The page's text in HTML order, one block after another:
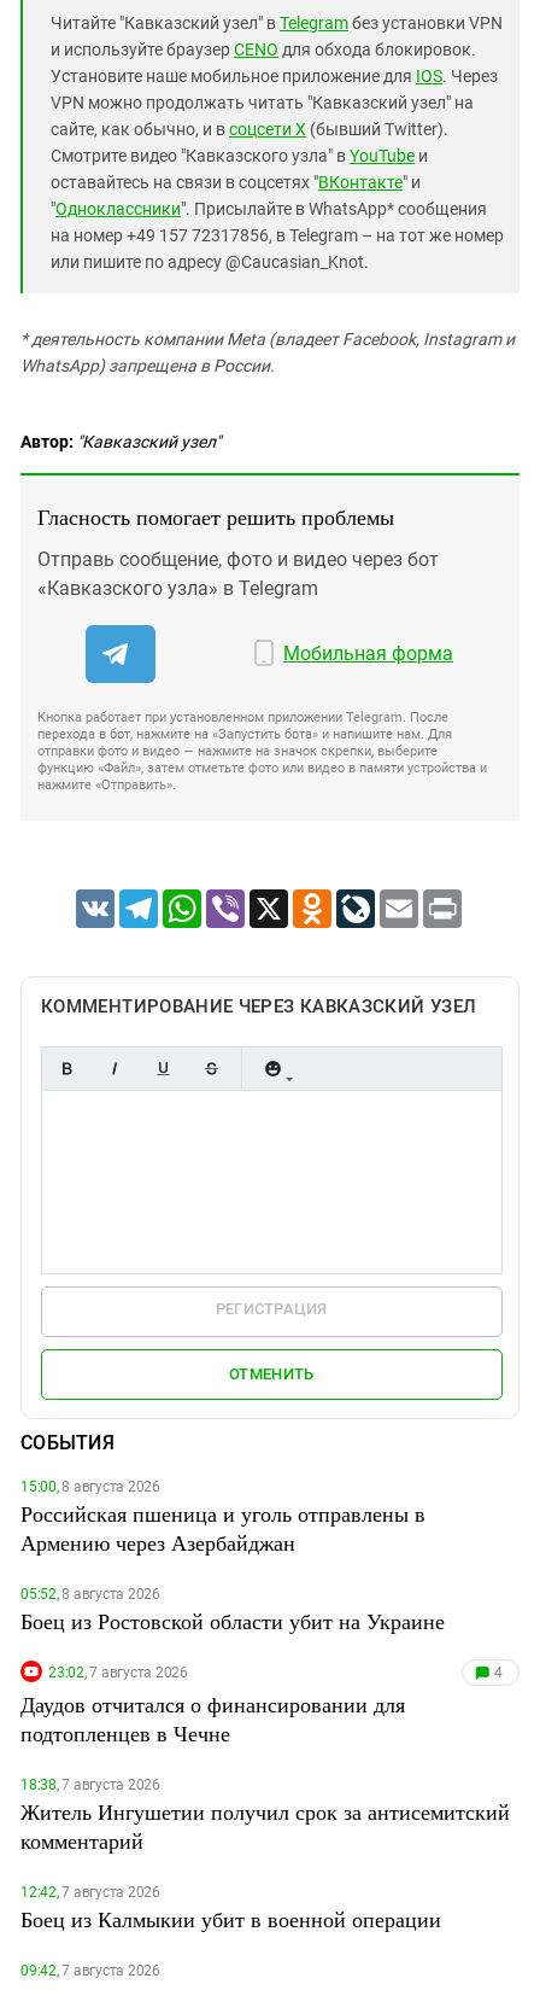
Читайте "Кавказский узел" вTelegramбез установки VPN
и используйте браузерCENO для обхода блокировок.
Установите наше мобильное приложение для IOS. Через
VPN можно продолжать читать "Кавказский узел" на
сайте, как обычно, и всоцсети X (бывший Twitter).
Смотрите видео "Кавказского узла" вYouTube и
оставайтесь на связи в соцсетях "ВКонтакте" и
"Одноклассники". Присылайте в WhatsApp* сообщения
на номер +49 157 72317856, в Telegram – на тот же номер
или пишите по адресу @Caucasian_Knot.
*деятельность компании Meta (владеет Facebook, Instagram и
WhatsApp) запрещена в России.
Автор: "Кавказский узел"
Гласность помогает решить проблемы
Отправь сообщение, фото и видео через бот
«Кавказского узла» в Telegram
Мобильная форма
Кнопка работает при установленном приложении Telegram. После
перехода в бот, нажмите на «Запустить бота» и напишите нам. Для
отправки фото и видео — нажмите на значок скрепки, выберите
функцию «Файл», затем отметьте фото или видео в памяти устройства и
нажмите «Отправить».
VK TelegramWhatsApp
Viber X Odnoklassniki
LiveJournal
Email Print
КОММЕНТИРОВАНИЕ ЧЕРЕЗ КАВКАЗСКИЙ УЗЕЛ
РЕГИСТРАЦИЯ
ОТМЕНИТЬ
СОБЫТИЯ
15:00,8 августа 2026
Российская пшеница и уголь отправлены в
Армению через Азербайджан
05:52,8 августа 2026
Боец из Ростовской области убит на Украине
23:02,7 августа 2026 4
Даудов отчитался о финансировании для
подтопленцев в Чечне
18:38,7 августа 2026
Житель Ингушетии получил срок за антисемитский
комментарий
12:42,7 августа 2026
Боец из Калмыкии убит в военной операции
09:42,7 августа 2026